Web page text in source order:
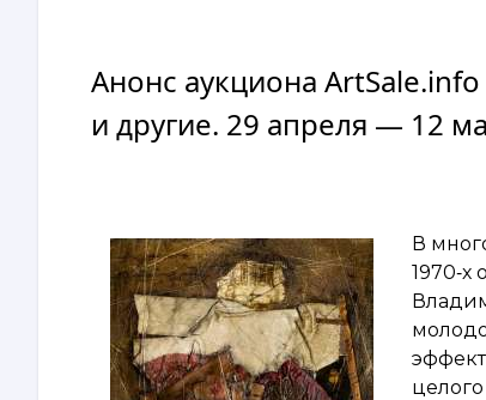
Анонс аукциона
и другие. 29 апреля — 12
В